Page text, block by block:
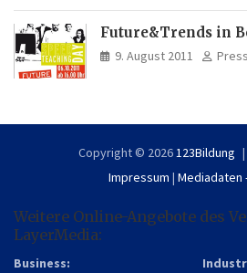
Future&Trends in
9. August 2011
Copyright © 2026 123Bildung
Impressum | Mediadaten
Weitere Online-Angebote des
LayerMedia:
Business: